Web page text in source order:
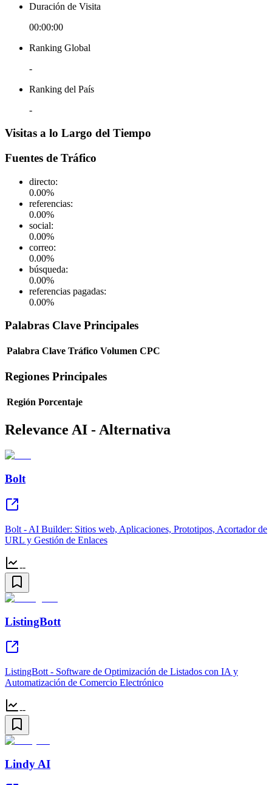
Duración de Visita
00:00:00
Ranking Global
-
Ranking del País
-
Visitas a lo Largo del Tiempo
Fuentes de Tráfico
directo:
0.00%
referencias:
0.00%
social:
0.00%
correo:
0.00%
búsqueda:
0.00%
referencias pagadas:
0.00%
Palabras Clave Principales
Palabra Clave Tráfico Volumen CPC
Regiones Principales
Región Porcentaje
Relevance AI - Alternativa
Bolt
Bolt - AI Builder: Sitios web, Aplicaciones, Prototipos, Acortador de
URL y Gestión de Enlaces
--
ListingBott
ListingBott - Software de Optimización de Listados con IA y
Automatización de Comercio Electrónico
--
Lindy AI